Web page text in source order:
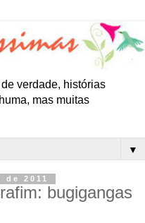
verdade, histórias
mas muitas
▼
2011
bugigangas